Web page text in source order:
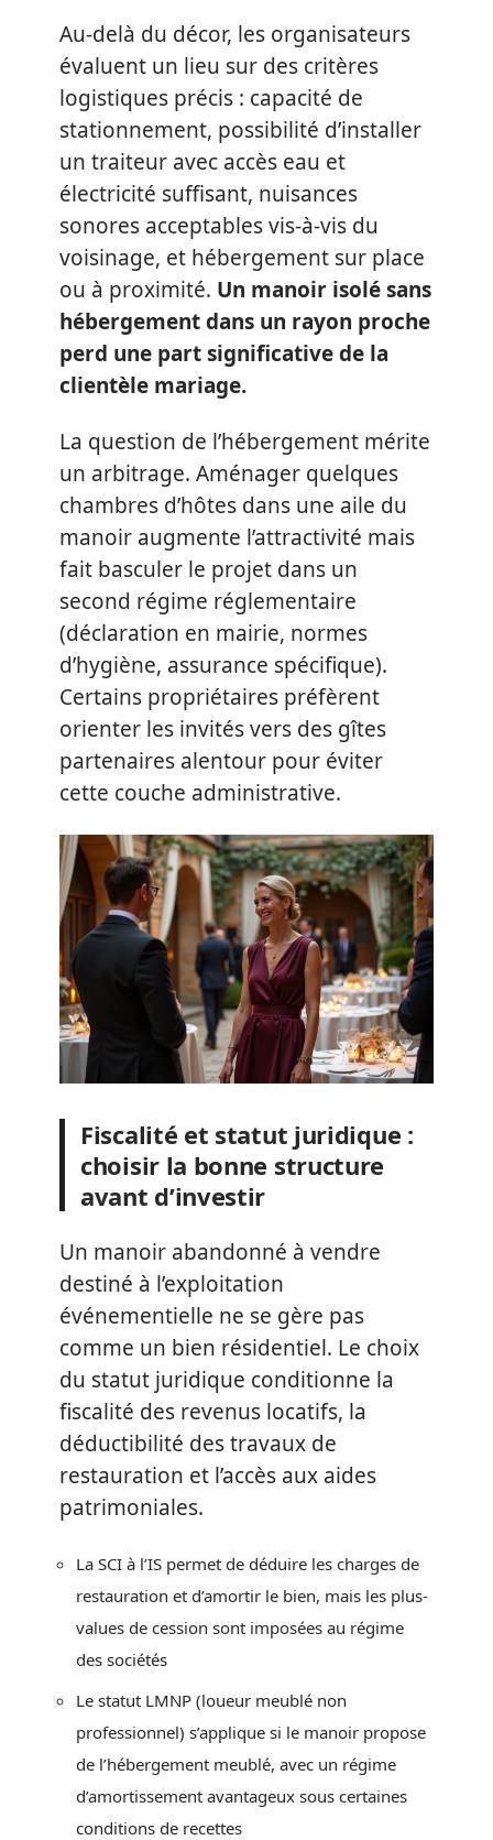
Au-delà du décor, les organisateurs
évaluent un lieu sur des critères
logistiques précis : capacité de
stationnement, possibilité d’installer
un traiteur avec accès eau et
électricité suffisant, nuisances
sonores acceptables vis-à-vis du
voisinage, et hébergement sur place
ou à proximité. Un manoir isolé sans
hébergement dans un rayon proche
perd une part significative de la
clientèle mariage.
La question de l’hébergement mérite
un arbitrage. Aménager quelques
chambres d’hôtes dans une aile du
manoir augmente l’attractivité mais
fait basculer le projet dans un
second régime réglementaire
(déclaration en mairie, normes
d’hygiène, assurance spécifique).
Certains propriétaires préfèrent
orienter les invités vers des gîtes
partenaires alentour pour éviter
cette couche administrative.
Fiscalité et statut juridique :
choisir la bonne structure
avant d’investir
Un manoir abandonné à vendre
destiné à l’exploitation
événementielle ne se gère pas
comme un bien résidentiel. Le choix
du statut juridique conditionne la
fiscalité des revenus locatifs, la
déductibilité des travaux de
restauration et l’accès aux aides
patrimoniales.
La SCI à l’IS permet de déduire les charges de
restauration et d’amortir le bien, mais les plus-
values de cession sont imposées au régime
des sociétés
Le statut LMNP (loueur meublé non
professionnel) s’applique si le manoir propose
de l’hébergement meublé, avec un régime
d’amortissement avantageux sous certaines
conditions de recettes